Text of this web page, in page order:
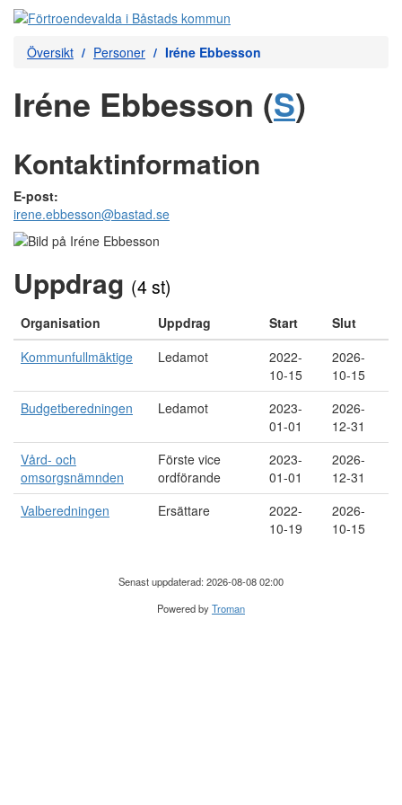
Översikt Personer Iréne Ebbesson
Iréne Ebbesson (S)
Kontaktinformation
E-post:
irene.ebbesson@bastad.se
Uppdrag (4 st)
Organisation Uppdrag Start
Slut
Kommunfullmäktige
Ledamot
2022-
10-15
2026-
10-15
Budgetberedningen
Ledamot
2023-
01-01
2026-
12-31
Vård- och
omsorgsnämnden
Förste vice
ordförande
2023-
01-01
2026-
12-31
Valberedningen
Ersättare
2022-
10-19
2026-
10-15
Senast uppdaterad: 2026-08-08 02:00
Powered byTroman